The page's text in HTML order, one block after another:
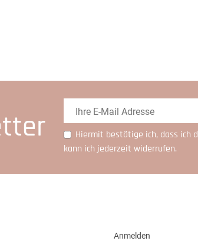
Hiermit bestätige ich, dass ich
kann ich jederzeit widerrufen.
Anmelden